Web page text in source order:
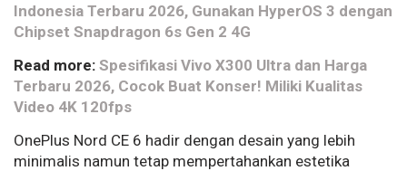
Indonesia Terbaru 2026, Gunakan HyperOS 3 dengan
Chipset Snapdragon 6s Gen 2 4G
Read more: Spesifikasi Vivo X300 Ultra dan Harga
Terbaru 2026, Cocok Buat Konser! Miliki Kualitas
Video 4K 120fps
OnePlus Nord CE 6 hadir dengan desain yang lebih
minimalis namun tetap mempertahankan estetika